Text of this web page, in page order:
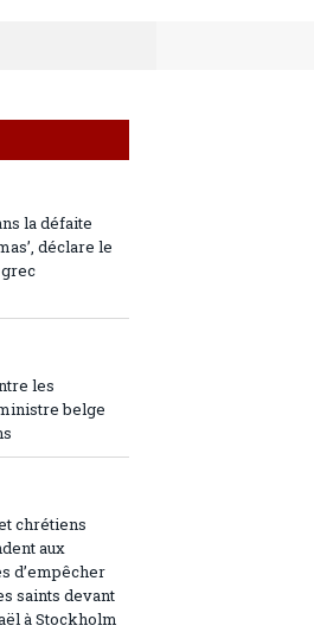
la défaite
déclare le
les
belge
chrétiens
aux
d’empêcher
saints devant
à Stockholm